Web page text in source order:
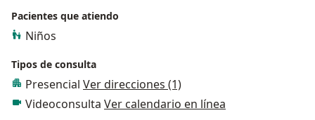
Pacientes que atiendo
Niños
Tipos de consulta
Presencial Ver direcciones (1)
Videoconsulta Ver calendario en línea